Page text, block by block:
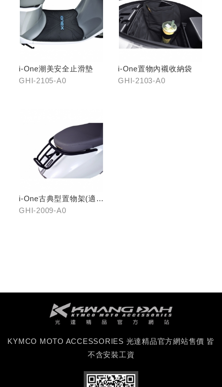
i-One潮美安全止滑墊
GHI-2105-A0
i-One置物內襯收納袋
GHI-2103-A0
i-One古典型置物架(適用
i-One/i-One AIR)
GHI-2009-A0
KYMCO MOTO ACCESSORIES 光達精品官方網站售價 皆
不含安裝工資